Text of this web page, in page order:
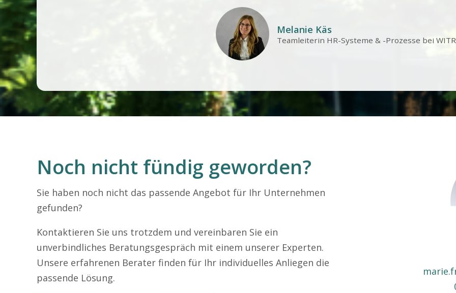
Melanie Käs
Teamleiterin HR-Systeme & -Prozesse bei
Noch nicht fündig geworden?
Sie haben noch nicht das passende Angebot für Ihr Unternehmen
gefunden?
Kontaktieren Sie uns trotzdem und vereinbaren Sie ein
unverbindliches Beratungsgespräch mit einem unserer Experten.
Unsere erfahrenen Berater finden für Ihr individuelles Anliegen die
passende Lösung.